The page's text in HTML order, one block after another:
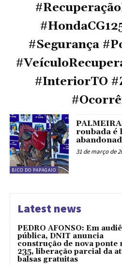
#Segurança
#InteriorTO
BICO DO PAPAGAIO
roubada é
31 de março de
Latest news
PEDRO AFONSO: Em
pública, DNIT anuncia
construção de nova ponte
235, liberação parcial da
balsas gratuitas